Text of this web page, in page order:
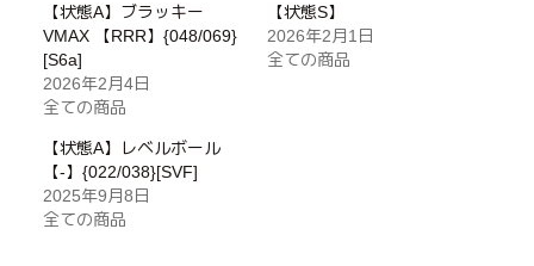
【状態A】ブラッキー
VMAX 【RRR】{048/069}
[S6a]
2026年2月4日
全ての商品
【状態S】
2026年2月1日
全ての商品
【状態A】レベルボール
【-】{022/038}[SVF]
2025年9月8日
全ての商品